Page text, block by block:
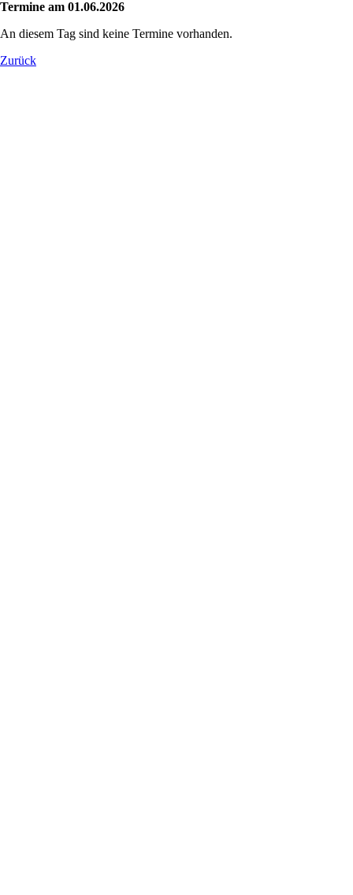
Termine am 01.06.2026
An diesem Tag sind keine Termine vorhanden.
Zurück